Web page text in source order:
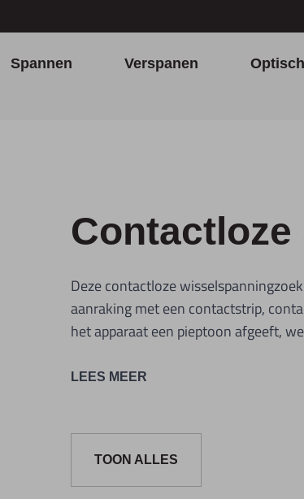
Spannen Verspanen Optisch
Deze contactloze
aanraking met een contactstrip,
het apparaat een pieptoon afgeeft,
Elektriciens, onderhouds-,
Afmetingen: 150x109mm, Gewicht:
LEES MEER
TOON ALLES